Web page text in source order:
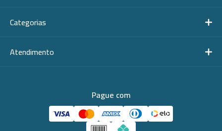
Categorias
Atendimento
Pague com